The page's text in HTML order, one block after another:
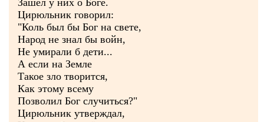
Зашёл у них о Боге.
Цирюльник говорил:
"Коль был бы Бог на свете,
Народ не знал бы войн,
Не умирали б дети...
А если на Земле
Такое зло творится,
Как этому всему
Позволил Бог случиться?"
Цирюльник утверждал,